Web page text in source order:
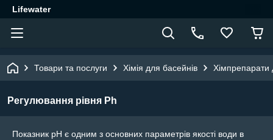
Lifewater
Товари та послуги Хімія для басейнів
Регулювання рівня Ph
Показник рН є одним з основних параметрів якості води в